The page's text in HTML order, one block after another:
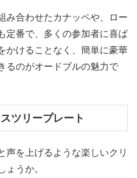
み合わせたカナッペや、ロー
定番で、多くの参加者に喜ば
かけることなく、簡単に豪華
るのがオードブルの魅力で
ツリープレート
声を上げるような楽しいクリ
ょうか。